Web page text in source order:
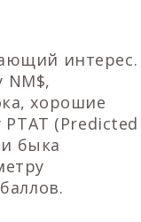
интерес.
NM$,
хорошие
(Predicted
быка